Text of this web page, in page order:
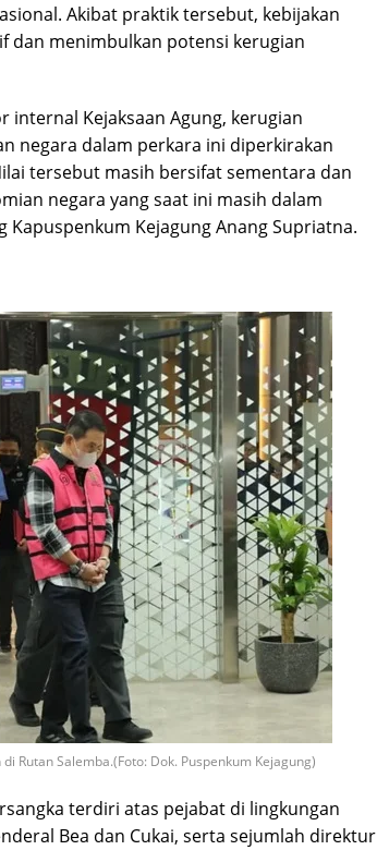
Akibat praktik tersebut, kebijakan
dan menimbulkan potensi kerugian
Kejaksaan Agung, kerugian
negara dalam perkara ini diperkirakan
tersebut masih bersifat sementara dan
negara yang saat ini masih dalam
Kejagung Anang Supriatna.
Rutan Salemba.(Foto: Dok. Puspenkum Kejagung)
terdiri atas pejabat di lingkungan
Bea dan Cukai, serta sejumlah direktur